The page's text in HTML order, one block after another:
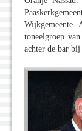
toneelgroep
achter de bar